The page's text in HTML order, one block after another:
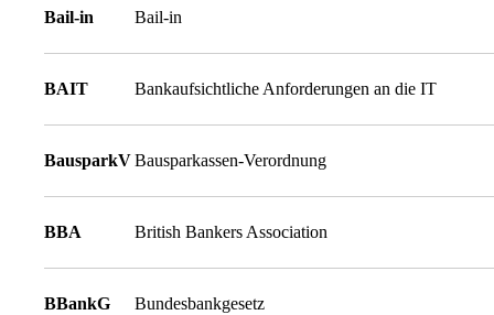
Bail-in Bail-in
BAIT Bankaufsichtliche Anforderungen an die IT
BausparkVBausparkassen-Verordnung
BBA British Bankers Association
BBankG Bundesbankgesetz